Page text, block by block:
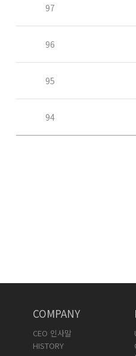
97
96
95
94
COMPANY
CEO 인사말
HISTORY